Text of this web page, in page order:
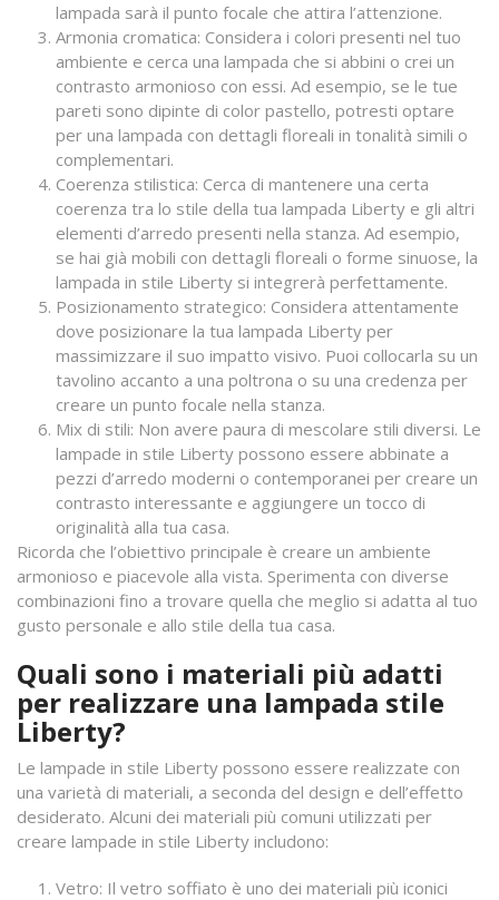
lampada sarà il punto focale che attira l’attenzione.
Armonia cromatica: Considera i colori presenti nel tuo
ambiente e cerca una lampada che si abbini o crei un
contrasto armonioso con essi. Ad esempio, se le tue
pareti sono dipinte di color pastello, potresti optare
per una lampada con dettagli floreali in tonalità simili o
complementari.
Coerenza stilistica: Cerca di mantenere una certa
coerenza tra lo stile della tua lampada Liberty e gli altri
elementi d’arredo presenti nella stanza. Ad esempio,
se hai già mobili con dettagli floreali o forme sinuose, la
lampada in stile Liberty si integrerà perfettamente.
Posizionamento strategico: Considera attentamente
dove posizionare la tua lampada Liberty per
massimizzare il suo impatto visivo. Puoi collocarla su un
tavolino accanto a una poltrona o su una credenza per
creare un punto focale nella stanza.
Mix di stili: Non avere paura di mescolare stili diversi. Le
lampade in stile Liberty possono essere abbinate a
pezzi d’arredo moderni o contemporanei per creare un
contrasto interessante e aggiungere un tocco di
originalità alla tua casa.
Ricorda che l’obiettivo principale è creare un ambiente
armonioso e piacevole alla vista. Sperimenta con diverse
combinazioni fino a trovare quella che meglio si adatta al tuo
gusto personale e allo stile della tua casa.
Quali sono i materiali più adatti
per realizzare una lampada stile
Liberty?
Le lampade in stile Liberty possono essere realizzate con
una varietà di materiali, a seconda del design e dell’effetto
desiderato. Alcuni dei materiali più comuni utilizzati per
creare lampade in stile Liberty includono:
Vetro: Il vetro soffiato è uno dei materiali più iconici